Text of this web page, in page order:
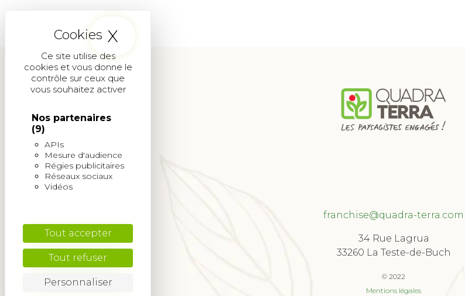
Ce site utilise des
cookies et vous donne le
contrôle sur ceux que
vous souhaitez activer
Nos partenaires
(9)
APIs
Mesure d'audience
Régies publicitaires
Réseaux sociaux
Vidéos
Tout accepter
Tout refuser
Personnaliser
X
Nous contacter
franchise@quadra-terra.com
34 Rue Lagrua
33260 La Teste-de-Buch
© 2022
Mentions légales